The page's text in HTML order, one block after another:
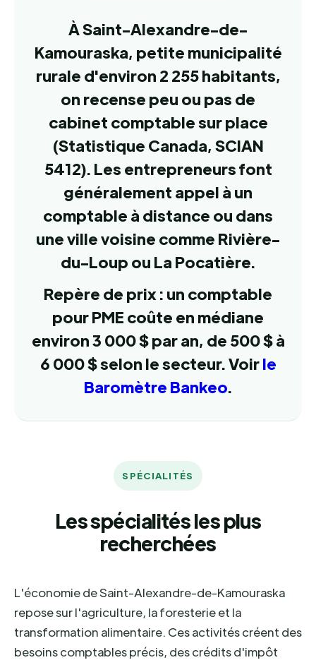
À Saint-Alexandre-de-
Kamouraska, petite municipalité
rurale d'environ 2 255 habitants,
on recense peu ou pas de
cabinet comptable sur place
(Statistique Canada, SCIAN
5412). Les entrepreneurs font
généralement appel à un
comptable à distance ou dans
une ville voisine comme Rivière-
du-Loup ou La Pocatière.
Repère de prix : un comptable
pour PME coûte en médiane
environ 3 000 $ par an, de 500 $ à
6 000 $ selon le secteur. Voirle
Baromètre Bankeo.
SPÉCIALITÉS
Les spécialités les plus
recherchées
L'économie de Saint-Alexandre-de-Kamouraska
repose sur l'agriculture, la foresterie et la
transformation alimentaire. Ces activités créent des
besoins comptables précis, des crédits d'impôt